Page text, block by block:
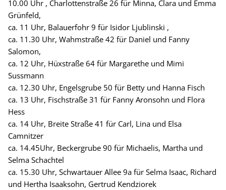
10.00 Uhr , Charlottenstraße 26 für Minna, Clara und Emma
Grünfeld,
ca. 11 Uhr, Balauerfohr 9 für Isidor Ljublinski ,
ca. 11.30 Uhr, Wahmstraße 42 für Daniel und Fanny
Salomon,
ca. 12 Uhr, Hüxstraße 64 für Margarethe und Mimi
Sussmann
ca. 12.30 Uhr, Engelsgrube 50 für Betty und Hanna Fisch
ca. 13 Uhr, Fischstraße 31 für Fanny Aronsohn und Flora
Hess
ca. 14 Uhr, Breite Straße 41 für Carl, Lina und Elsa
Camnitzer
ca. 14.45Uhr, Beckergrube 90 für Michaelis, Martha und
Selma Schachtel
ca. 15.30 Uhr, Schwartauer Allee 9a für Selma Isaac, Richard
und Hertha Isaaksohn, Gertrud Kendziorek